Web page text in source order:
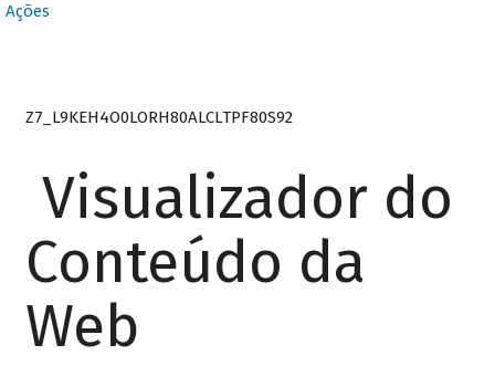
Ações
Z7_L9KEH4O0LORH80ALCLTPF80S92
Visualizador do
Conteúdo da
Web